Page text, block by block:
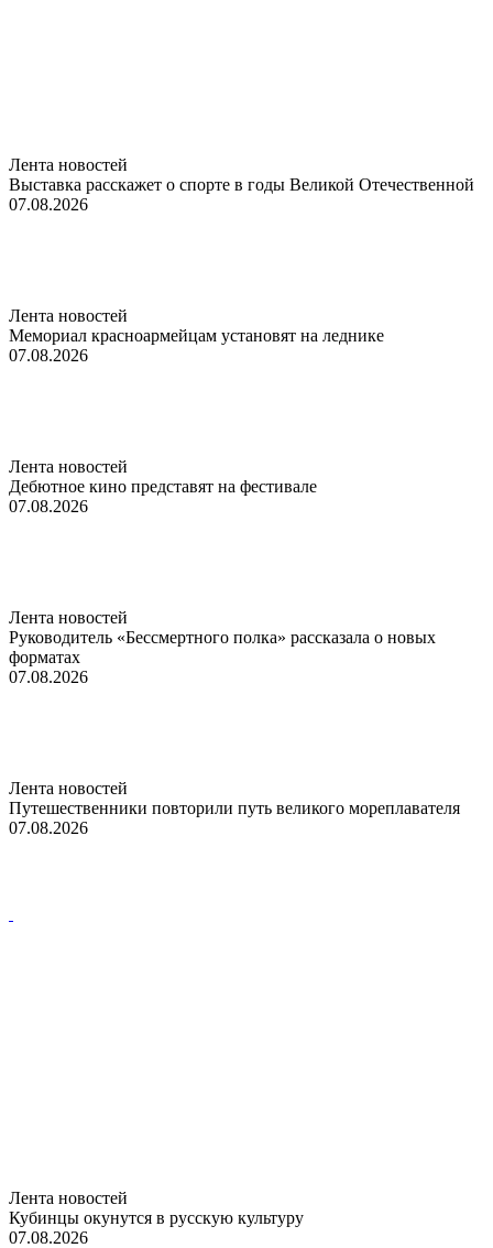
Лента новостей
Выставка расскажет о спорте в годы Великой Отечественной
07.08.2026
Лента новостей
Мемориал красноармейцам установят на леднике
07.08.2026
Лента новостей
Дебютное кино представят на фестивале
07.08.2026
Лента новостей
Руководитель «Бессмертного полка» рассказала о новых
форматах
07.08.2026
Лента новостей
Путешественники повторили путь великого мореплавателя
07.08.2026
Лента новостей
Кубинцы окунутся в русскую культуру
07.08.2026